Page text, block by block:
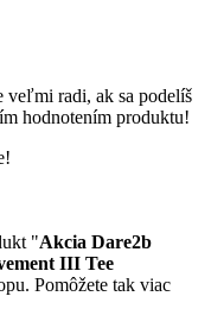
veľmi radi, ak sa podelíš
hodnotením produktu!
"Akcia Dare2b
III Tee
Pomôžete tak viac